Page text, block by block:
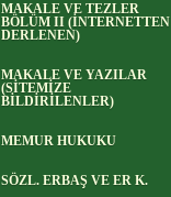
MAKALE VE TEZLER
BÖLÜM II (İNTERNETTEN
DERLENEN)
MAKALE VE YAZILAR
(SİTEMİZE
BİLDİRİLENLER)
MEMUR HUKUKU
SÖZL. ERBAŞ VE ER K.